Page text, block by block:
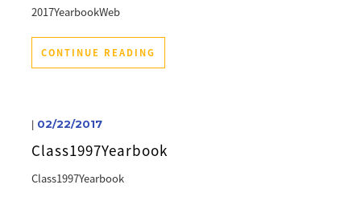
2017YearbookWeb
CONTINUE READING
| 02/22/2017
Class1997Yearbook
Class1997Yearbook